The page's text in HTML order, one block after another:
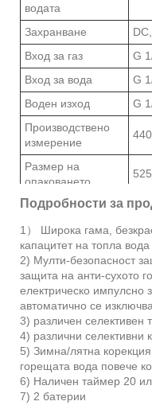
водата
Захранване
Вход за газ
G
Вход за вода
G
Воден изход
G
Производствено
измерение
Размер на
опаковането
G. тегло 5,5
Капацитет за
зареждане
(20'gp/40'gp/40'Hq)
Подробности за
1） Широка гама,
капацитет на топла вода
2) Мулти-безопасност
защита на анти-сухото
електрическо импулсно
автоматично се
3) различен селективен
4) различни селективни
5) Зимна/лятна
горещата вода повече
6) Наличен таймер 20
7) 2 батерии